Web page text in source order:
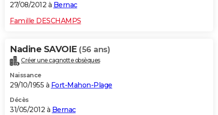
27/08/2012 à Bernac
Famille DESCHAMPS
Nadine SAVOIE (56 ans)
Créer une cagnotte obsèques
Naissance
29/10/1955 à Fort-Mahon-Plage
Décès
31/05/2012 à Bernac